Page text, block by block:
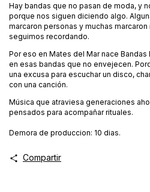
Hay bandas que no pasan de moda, y
porque nos siguen diciendo algo.
marcaron personas y muchas
seguimos recordando.
Por eso en Mates del Mar nace
en esas bandas que no envejecen.
una excusa para escuchar un disco,
con una canción.
Música que atraviesa generaciones
pensados para acompañar rituales.
Demora de produccion: 10 dias.
Compartir